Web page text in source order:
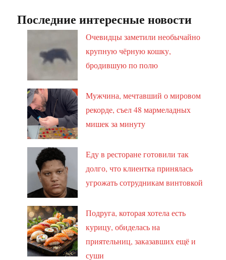
Последние интересные новости
Очевидцы заметили необычайно
крупную чёрную кошку,
бродившую по полю
Мужчина, мечтавший о мировом
рекорде, съел 48 мармеладных
мишек за минуту
Еду в ресторане готовили так
долго, что клиентка принялась
угрожать сотрудникам винтовкой
Подруга, которая хотела есть
курицу, обиделась на
приятельниц, заказавших ещё и
суши